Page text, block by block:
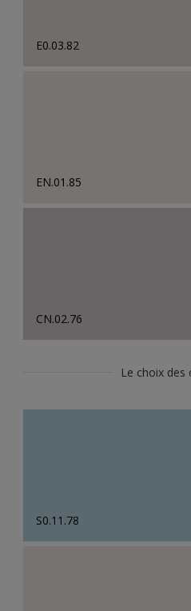
E0.03.82
EN.01.85
CN.02.76
Le choix des
S0.11.78